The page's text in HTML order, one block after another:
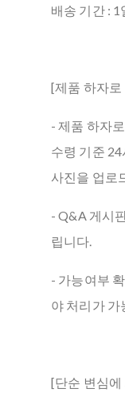
배송 기간 : 1
[제품 하자로
- 제품 하자
수령 기준
사진을 업로
- Q&A 게시
립니다.
- 가능여부
야 처리가 가
[단순 변심에